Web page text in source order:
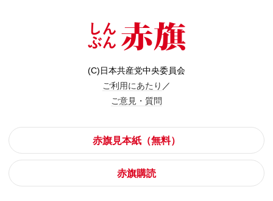
(C)日本共産党中央委員会
ご利用にあたり ／
ご意見・質問
赤旗見本紙（無料）
赤旗購読